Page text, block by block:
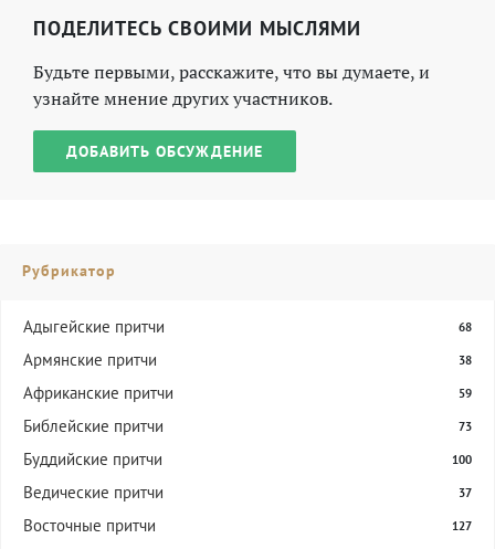
ПОДЕЛИТЕСЬ СВОИМИ МЫСЛЯМИ
Будьте первыми, расскажите, что вы думаете, и
узнайте мнение других участников.
ДОБАВИТЬ ОБСУЖДЕНИЕ
Рубрикатор
Адыгейские притчи 68
Армянские притчи 38
Африканские притчи 59
Библейские притчи 73
Буддийские притчи 100
Ведические притчи 37
Восточные притчи 127